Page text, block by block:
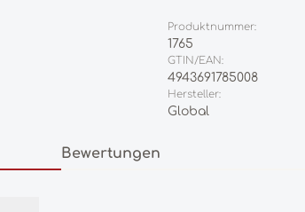
Produktnummer:
1765
GTIN/EAN:
4943691785008
Hersteller:
Global
Bewertungen